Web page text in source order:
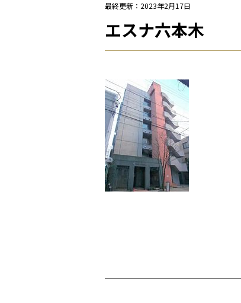
最終更新：2023年2月17日
エスナ六本木